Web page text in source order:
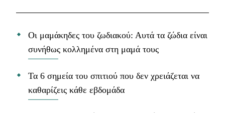
Οι μαμάκηδες του ζωδιακού: Αυτά τα ζώδια είναι
συνήθως κολλημένα στη μαμά τους
Τα 6 σημεία του σπιτιού που δεν χρειάζεται να
καθαρίζεις κάθε εβδομάδα